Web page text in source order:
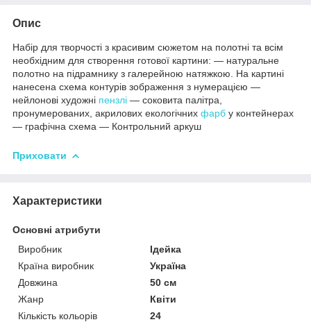
Опис
Набір для творчості з красивим сюжетом на полотні та всім
необхідним для створення готової картини: — натуральне
полотно на підрамнику з галерейною натяжкою. На картині
нанесена схема контурів зображення з нумерацією —
нейлонові художні пензлі — соковита палітра,
пронумерованих, акрилових екологічних фарб у контейнерах
— графічна схема — Контрольний аркуш
Приховати
Характеристики
Основні атрибути
Виробник
Ідейка
Країна виробник
Україна
Довжина
50 см
Жанр
Квіти
Кількість кольорів
24